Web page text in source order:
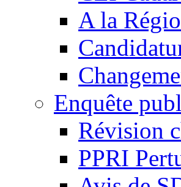
A la
Enquête
Révision
PPRI